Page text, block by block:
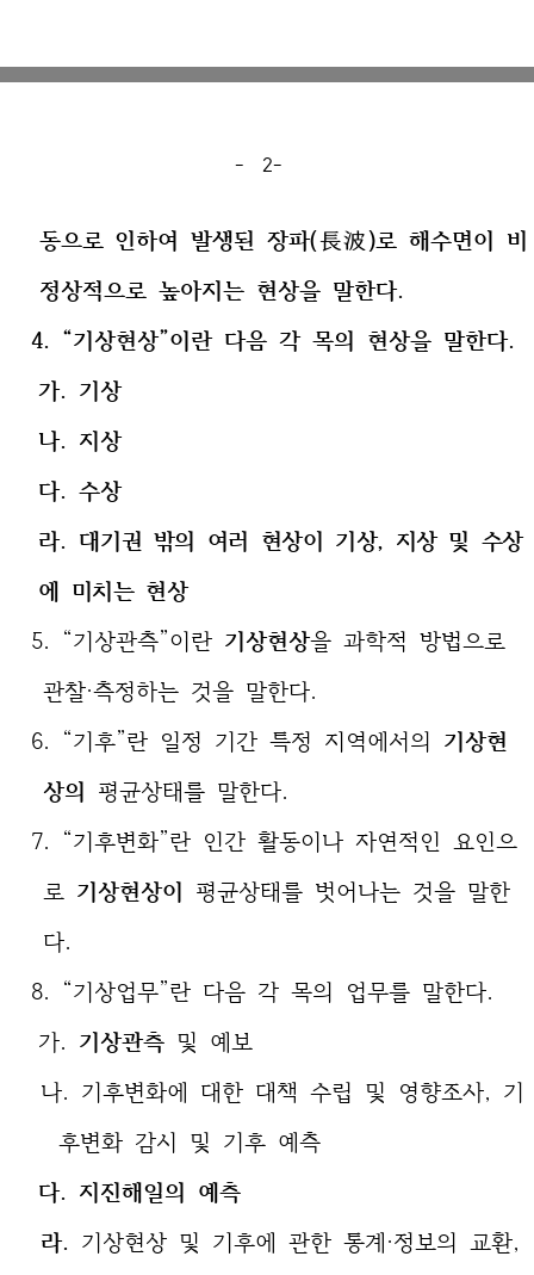
- 2-
동으로 인하여 발생된 장파(長波)로 해수면이 비
정상적으로 높아지는 현상을 말한다.
4. “기상현상”이란 다음 각 목의 현상을 말한다.
가. 기상
나. 지상
다. 수상
라. 대기권 밖의 여러 현상이 기상, 지상 및 수상
에 미치는 현상
5. “기상관측”이란 기상현상을 과학적 방법으로
관찰·측정하는 것을 말한다.
6. “기후”란 일정 기간 특정 지역에서의 기상현
상의 평균상태를 말한다.
7. “기후변화”란 인간 활동이나 자연적인 요인으
로 기상현상이 평균상태를 벗어나는 것을 말한
다.
8. “기상업무”란 다음 각 목의 업무를 말한다.
가. 기상관측 및 예보
나. 기후변화에 대한 대책 수립 및 영향조사, 기
후변화 감시 및 기후 예측
다. 지진해일의 예측
라. 기상현상 및 기후에 관한 통계·정보의 교환,